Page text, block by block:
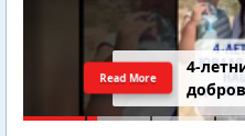
4-
Read More